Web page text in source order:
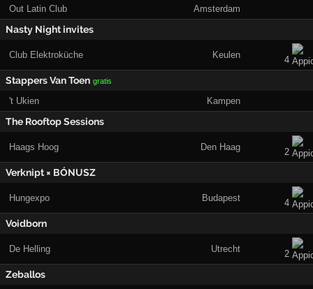
Out Latin Club Amsterdam
Nasty Night invites
Club Elektroküche Keulen 4
Stappers Van Toen gratis
't Ukien Kampen
The Rooftop Sessions
Haags Hoog Den Haag 2
Verknipt × BÓNUSZ
Hungexpo Budapest 4
Voidborn
De Helling Utrecht 2
Zeballos